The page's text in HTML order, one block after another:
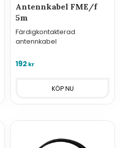
Antennkabel FME/f
5m
Färdigkontakterad
antennkabel
192 kr